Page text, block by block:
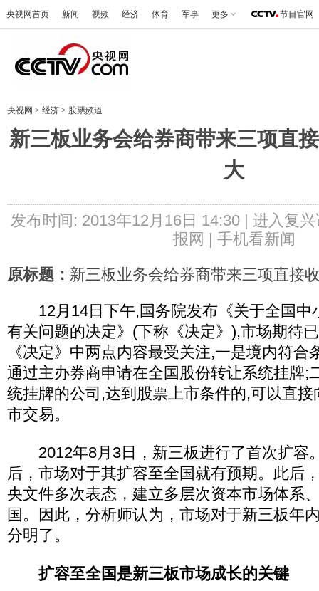
央视网首页 新闻 视频 经济 体育 军事 更多 节目官网
央视网 > 经济 > 股票频道
新三板业务会给券商带来三项直
大
发布时间: 2013年12月16日 14:30 | 进入复兴
报网 | 手机看新闻
原标题： 新三板业务会给券商带来三项直接
12月14日下午,国务院发布《关于全国中
有关问题的决定》(下称《决定》),市场期待
《决定》中两点内容最受关注,一是境内符合
通过主办券商申请在全国股份转让系统挂牌;
统挂牌的公司,达到股票上市条件的,可以直
市交易。
2012年8月3日，新三板进行了首次扩容
后，市场对于其扩容至全国就有预期。此后
央文件多次表态，建立多层次资本市场体系
国。因此，分析师认为，市场对于新三板年
分明了。
扩容至全国是新三板市场成长的关键